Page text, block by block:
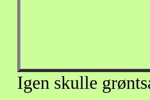
Igen skulle